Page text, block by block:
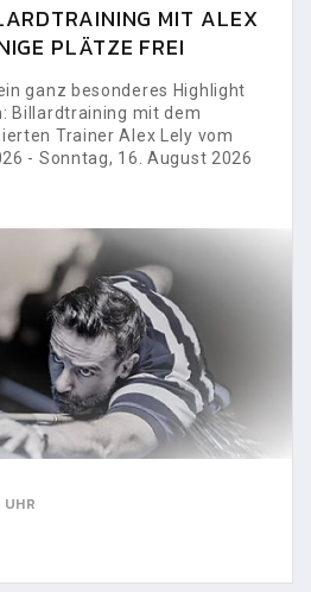
MIT ALEX
PLÄTZE FREI
ganz besonderes Highlight
Billardtraining mit dem
Trainer Alex Lely vom
- Sonntag, 16. August 2026